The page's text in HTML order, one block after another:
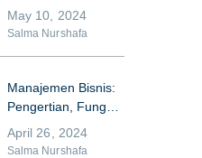
Kelebihan dan
Kekurangannya
May 10, 2024
Salma Nurshafa
Manajemen Bisnis:
Pengertian, Fungsi,
dan Komponennya
April 26, 2024
Salma Nurshafa